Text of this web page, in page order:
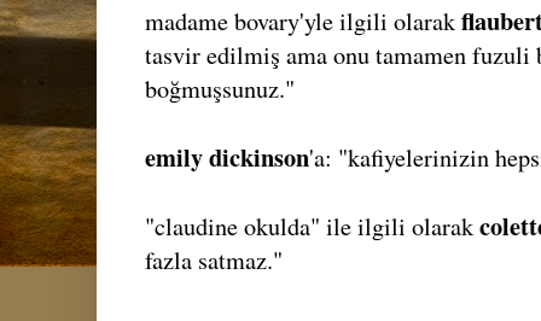
madame bovary'yle ilgili olarak
tasvir edilmiş ama onu tamamen fuzuli
boğmuşsunuz."
emily dickinson'a: "kafiyelerinizin
"claudine okulda" ile ilgili olarak
fazla satmaz."